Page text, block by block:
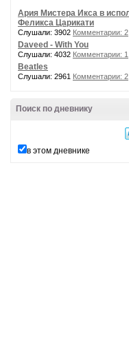
Ария Мистера Икса в
Феликса Царикати
Слушали: 3902 Комментарии: 2
Daveed - With You
Слушали: 4032 Комментарии: 1
Beatles
Слушали: 2961 Комментарии: 2
Поиск по дневнику
в этом дневнике